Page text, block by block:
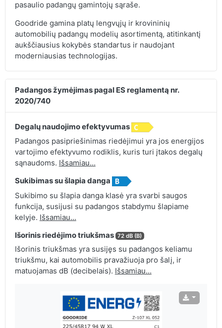
pasaulio padangų gamintojų sąraše.
Goodride gamina platų lengvųjų ir krovininių
automobilių padangų modelių asortimentą, atitinkantį
aukščiausius kokybės standartus ir naudojant
moderniausias technologijas.
Padangos žymėjimas pagal ES reglamentą nr.
2020/740
Degalų naudojimo efektyvumas
Padangos pasipriešinimas riedėjimui yra jos energijos
vartojimo efektyvumo rodiklis, kuris turi įtakos degalų
sąnaudoms. Išsamiau...
Sukibimas su šlapia danga
Sukibimo su šlapia danga klasė yra svarbi saugos
funkcija, susijusi su padangos stabdymu šlapiame
kelyje. Išsamiau...
Išorinis riedėjimo triukšmas 72 dB (B)
Išorinis triukšmas yra susijęs su padangos keliamu
triukšmu, kai automobilis pravažiuoja pro šalį, ir
matuojamas dB (decibelais). Išsamiau...